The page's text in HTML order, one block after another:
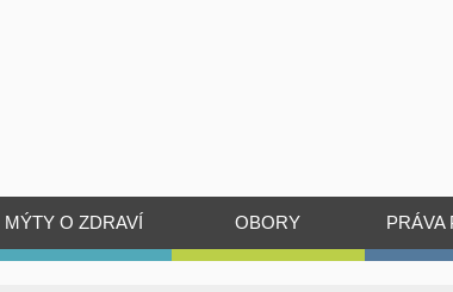
MÝTY O ZDRAVÍ OBORY PRÁVA